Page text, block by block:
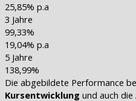
25,85% p.a
3 Jahre
99,33%
19,04% p.a
5 Jahre
138,99%
Die abgebildete Performance
Kursentwicklung und auch die